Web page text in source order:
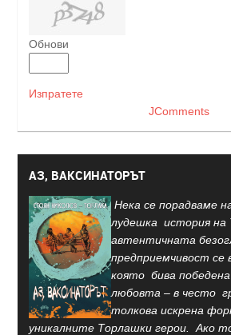
Обнови
Изпратете
JComments
АЗ, ВАКСИНАТОРЪТ
Нека се порадваме
лудешка история на
автентичната
предприемчивост се
която бива
любовта – в често
толкова искрена
уникалните Торлашки герои. Ако